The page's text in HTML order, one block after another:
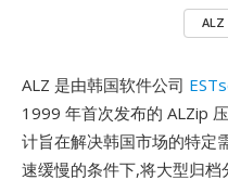
ALZ
ALZ 是由韩国软件公司
1999 年首次发布的 ALZip
计旨在解决韩国市场的特定
速缓慢的条件下,将大型归